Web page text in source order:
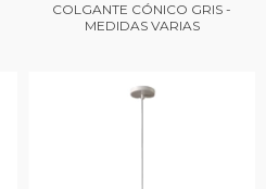
COLGANTE CÓNICO GRIS -
MEDIDAS VARIAS